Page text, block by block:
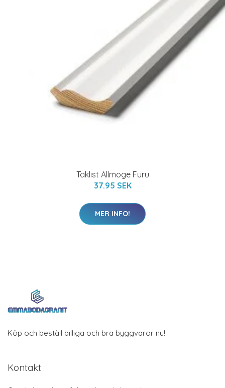
Taklist Allmoge Furu
37.95 SEK
MER INFO!
Köp och beställ billiga och bra byggvaror nu!
Kontakt